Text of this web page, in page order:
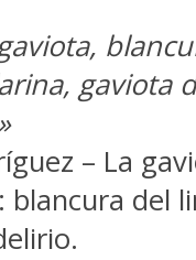
gaviota
– La
blancura del